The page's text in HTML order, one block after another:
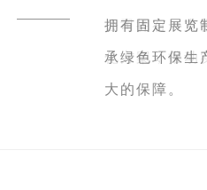
拥有固定展览
承绿色环保生
大的保障。